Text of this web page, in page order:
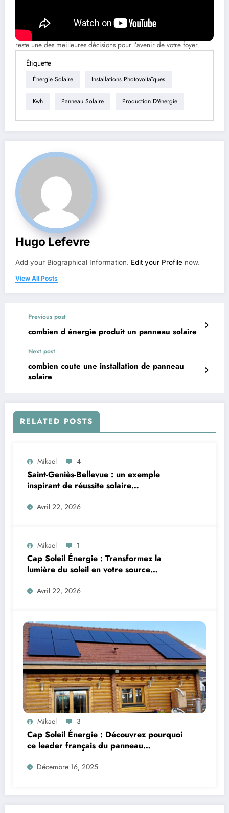
aussi une solution économique viable. Quelle que soit votre
configuration électrique, investir dans un système photovoltaïque
reste une des meilleures décisions pour l’avenir de votre foyer.
Étiquette
Énergie Solaire Installations Photovoltaïques
Kwh Panneau Solaire Production D'énergie
Hugo Lefevre
Add your Biographical Information. Edit your Profile now.
View All Posts
Previous post
combien d énergie produit un panneau solaire
Next post
combien coute une installation de panneau
solaire
RELATED POSTS
Mikael 4
Saint-Geniès-Bellevue : un exemple
inspirant de réussite solaire
photovoltaïque
Avril 22, 2026
Mikael 1
Cap Soleil Énergie : Transformez la
lumière du soleil en votre source
d’énergie incontournable grâce à
l’expertise photovoltaïque
Avril 22, 2026
Mikael 3
Cap Soleil Énergie : Découvrez pourquoi
ce leader français du panneau
photovoltaïque fait la différence
Décembre 16, 2025